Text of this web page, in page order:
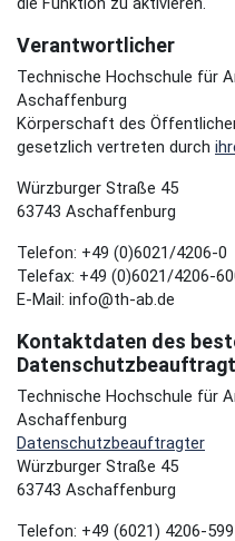
Verantwortlicher
Technische Hochschule für
Aschaffenburg
Körperschaft des
gesetzlich vertreten durch
Würzburger Straße 45
63743 Aschaffenburg
Telefon: +49 (0)6021/4206-0
Telefax: +49 (0)6021/4206-
E-Mail: info@th-ab.de
Kontaktdaten des
Technische Hochschule für
Aschaffenburg
Datenschutzbeauftragter
Würzburger Straße 45
63743 Aschaffenburg
Telefon: +49 (6021) 4206-599